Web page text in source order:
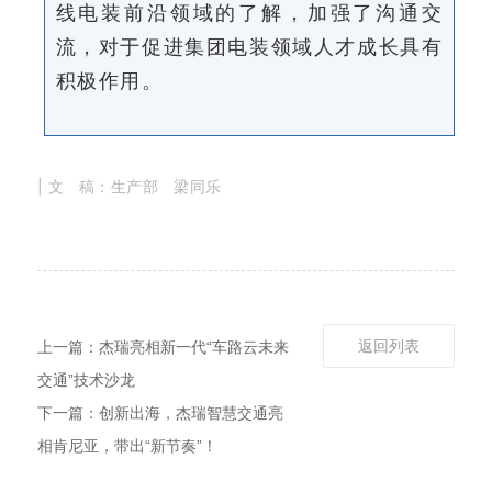
线电装前沿领域的了解，加强了沟通交
流，对于促进集团电装领域人才成长具有
积极作用。
| 文 稿：生产部 梁同乐
上一篇：杰瑞亮相新一代“车路云未来
交通”技术沙龙
下一篇：创新出海，杰瑞智慧交通亮
相肯尼亚，带出“新节奏”！
返回列表